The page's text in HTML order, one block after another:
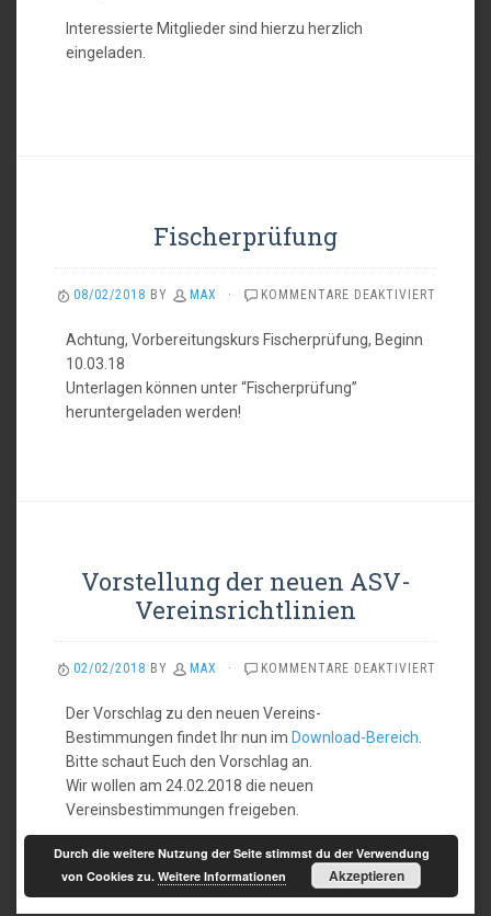
Interessierte Mitglieder sind hierzu herzlich
eingeladen.
Fischerprüfung
08/02/2018 BY MAX · KOMMENTARE DEAKTIVIERT
Achtung, Vorbereitungskurs Fischerprüfung, Beginn
10.03.18
Unterlagen können unter “Fischerprüfung”
heruntergeladen werden!
Vorstellung der neuen ASV-
Vereinsrichtlinien
02/02/2018 BY MAX · KOMMENTARE DEAKTIVIERT
Der Vorschlag zu den neuen Vereins-
Bestimmungen findet Ihr nun im Download-Bereich
Bitte schaut Euch den Vorschlag an.
Wir wollen am 24.02.2018 die neuen
Vereinsbestimmungen freigeben.
Durch die weitere Nutzung der Seite stimmst du der Verwendung
von Cookies zu.Weitere Informationen Akzeptieren